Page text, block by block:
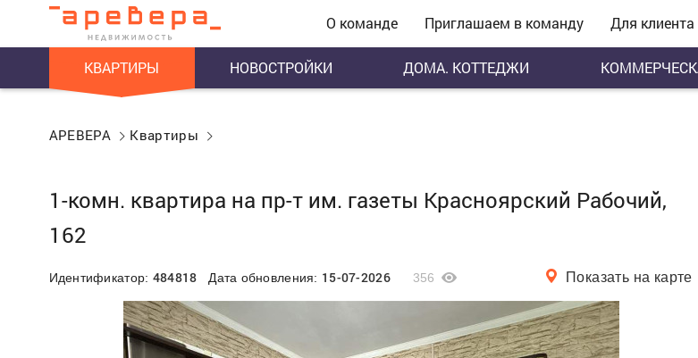
О команде Приглашаем в команду Для клиента
КВАРТИРЫ НОВОСТРОЙКИ ДОМА. КОТТЕДЖИ
АРЕВЕРА Квартиры
1-комн. квартира на пр-т им. газеты Красноярский Рабочий,
162
Идентификатор: 484818 Дата обновления: 15-07-2026 356 Показать на карте